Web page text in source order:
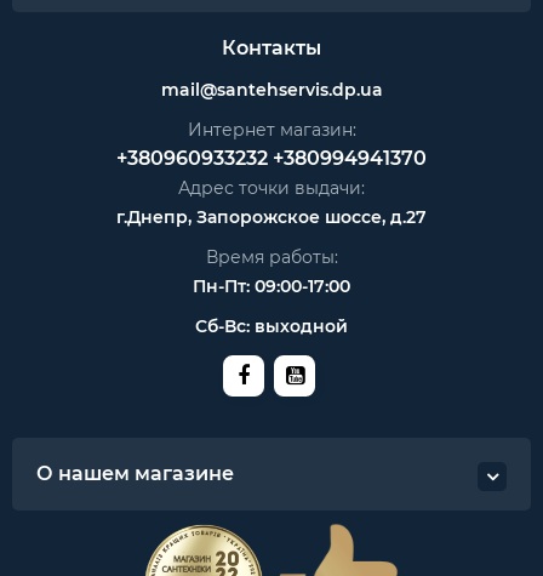
Контакты
mail@santehservis.dp.ua
Интернет магазин:
+380960933232 +380994941370
Адрес точки выдачи:
г.Днепр, Запорожское шоссе, д.27
Время работы:
Пн-Пт: 09:00-17:00
Сб-Вс: выходной
О нашем магазине